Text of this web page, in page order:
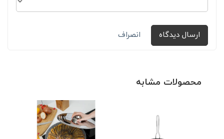
ارسال دیدگاه انصراف
محصولات مشابه